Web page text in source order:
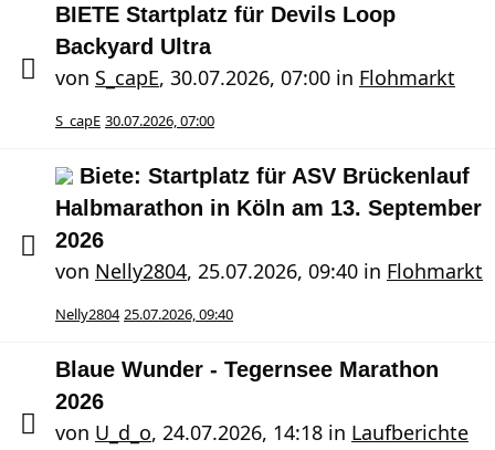
BIETE Startplatz für Devils Loop
Backyard Ultra
von S_capE, 30.07.2026, 07:00 in Flohmarkt
S_capE 30.07.2026, 07:00
Biete: Startplatz für ASV Brückenlauf
Halbmarathon in Köln am 13. September
2026
von Nelly2804, 25.07.2026, 09:40 in Flohmarkt
Nelly2804 25.07.2026, 09:40
Blaue Wunder - Tegernsee Marathon
2026
von U_d_o, 24.07.2026, 14:18 in Laufberichte